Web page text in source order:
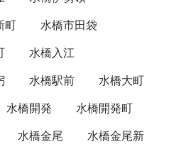
町
水橋市田袋
水橋入江
水橋駅前
水橋大町
水橋開発
水橋開発町
水橋金尾
水橋金尾新